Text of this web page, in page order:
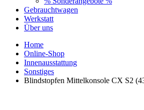
Gebrauchtwagen
Werkstatt
Über uns
Home
Online-Shop
Innenausstattung
Sonstiges
Blindstopfen Mittelkonsole CX S2